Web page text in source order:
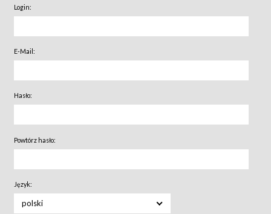
Login:
E-Mail:
Hasło:
Powtórz hasło:
Język:
polski